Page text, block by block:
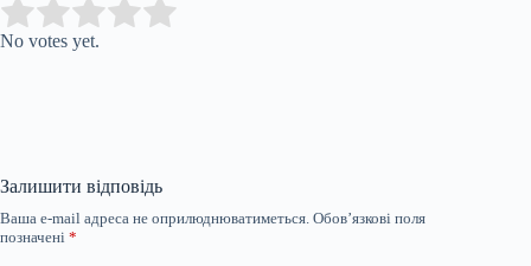
Rate this item:
No votes yet.
Залишити відповідь
Ваша e-mail адреса не оприлюднюватиметься. Обов’язкові поля
позначені *